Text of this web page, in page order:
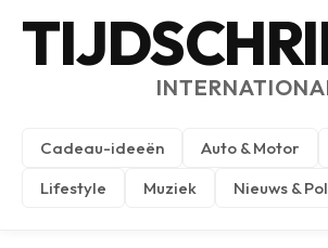
Cadeau-ideeën Auto & Motor
Lifestyle
Muziek Nieuws &